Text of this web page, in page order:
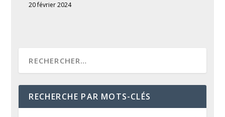
20 février 2024
RECHERCHE PAR MOTS-CLÉS